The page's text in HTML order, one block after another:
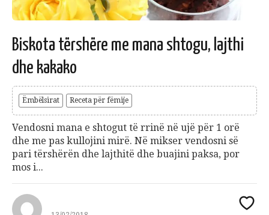
Biskota tërshëre me mana shtogu, lajthi
dhe kakako
Ëmbëlsirat Receta për fëmije
Vendosni mana e shtogut të rrinë në ujë për 1 orë
dhe me pas kullojini mirë. Në mikser vendosni së
pari tërshërën dhe lajthitë dhe buajini paksa, por
mos i...